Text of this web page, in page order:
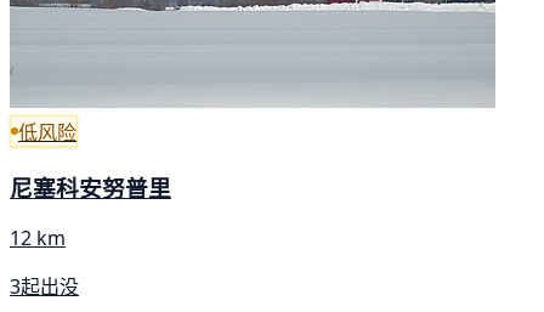
低风险
尼塞科安努普里
12 km
3起出没